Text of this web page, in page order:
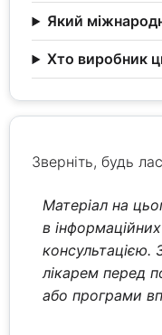
Який
Хто виробник
Зверніть, будь
Матеріал на
в
консультацією.
лікарем перед
або програми